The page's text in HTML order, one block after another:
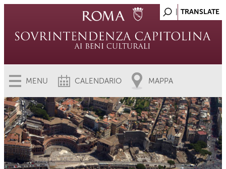
MENU CALENDARIO MAPPA